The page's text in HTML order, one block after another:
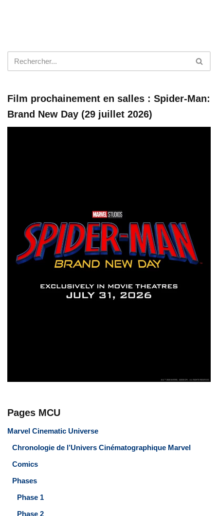
Film prochainement en salles : Spider-Man:
Brand New Day (29 juillet 2026)
Pages MCU
Marvel Cinematic Universe
Chronologie de l’Univers Cinématographique Marvel
Comics
Phases
Phase 1
Phase 2